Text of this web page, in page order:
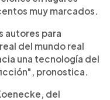
muy marcados.
autores para
del mundo real
una tecnología del
pronostica.
del